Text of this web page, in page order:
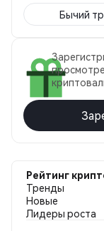
Бычий
Рейтинг
Тренды
Новые
Лидеры роста